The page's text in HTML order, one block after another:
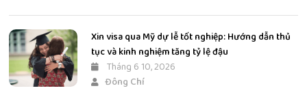
Xin visa qua Mỹ dự lễ tốt nghiệp: Hướng dẫn thủ
tục và kinh nghiệm tăng tỷ lệ đậu
Tháng 6 10, 2026
Đông Chí